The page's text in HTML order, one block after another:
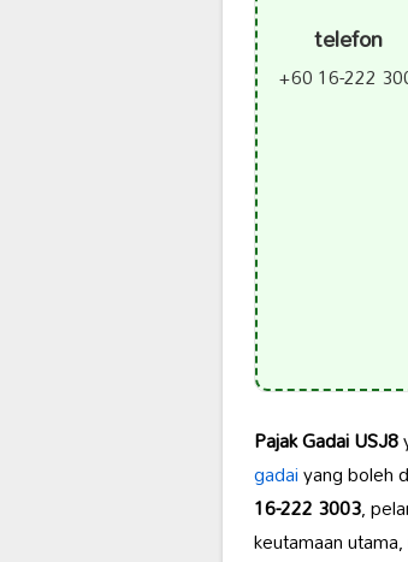
telefon
+60 16-222
Pajak Gadai USJ8
gadaiyang boleh
16-222 3003,
keutamaan